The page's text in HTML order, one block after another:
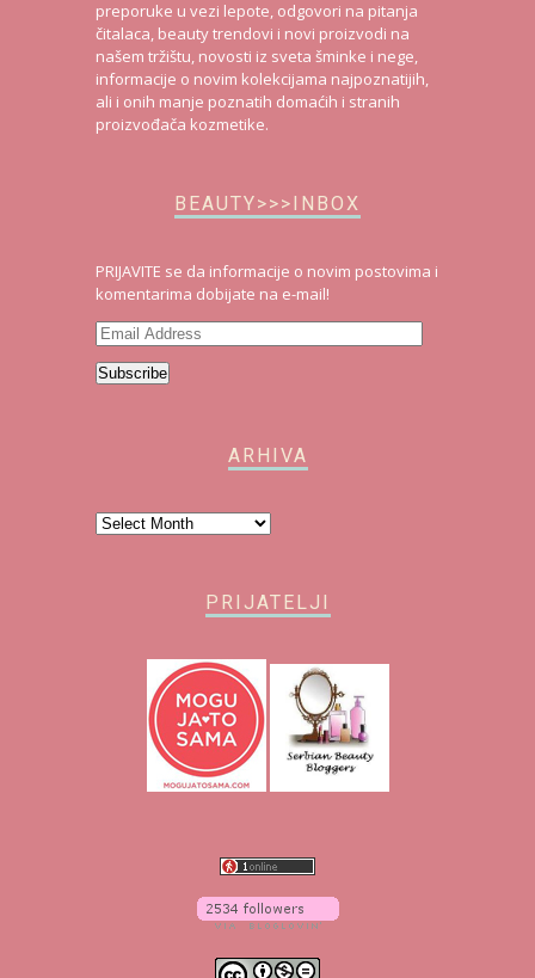
preporuke u vezi lepote, odgovori na pitanja
čitalaca, beauty trendovi i novi proizvodi na
našem tržištu, novosti iz sveta šminke i nege,
informacije o novim kolekcijama najpoznatijih,
ali i onih manje poznatih domaćih i stranih
proizvođača kozmetike.
BEAUTY>>>INBOX
PRIJAVITE se da informacije o novim postovima i
komentarima dobijate na e-mail!
Email
Address
Subscribe
ARHIVA
Arhiva
PRIJATELJI